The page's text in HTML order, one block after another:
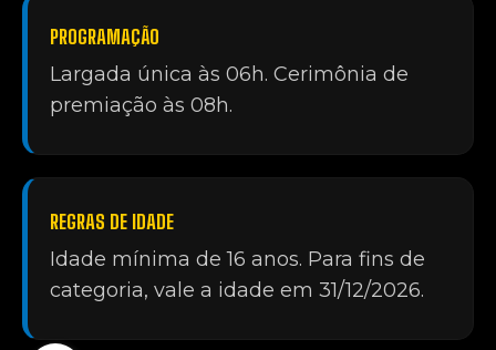
PROGRAMAÇÃO
Largada única às 06h. Cerimônia de
premiação às 08h.
REGRAS DE IDADE
Idade mínima de 16 anos. Para fins de
categoria, vale a idade em 31/12/2026.